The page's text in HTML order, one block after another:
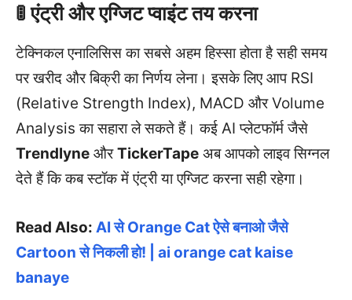
🚦 एंट्री और एग्जिट प्वाइंट तय करना
टेक्निकल एनालिसिस का सबसे अहम हिस्सा होता है सही समय
पर खरीद और बिक्री का निर्णय लेना। इसके लिए आप RSI
(Relative Strength Index), MACD और Volume
Analysis का सहारा ले सकते हैं। कई AI प्लेटफॉर्म जैसे
Trendlyne औरTickerTape अब आपको लाइव सिग्नल
देते हैं कि कब स्टॉक में एंट्री या एग्जिट करना सही रहेगा।
Read Also: AI से Orange Cat ऐसे बनाओ जैसे
Cartoon से निकली हो! | ai orange cat kaise
banaye